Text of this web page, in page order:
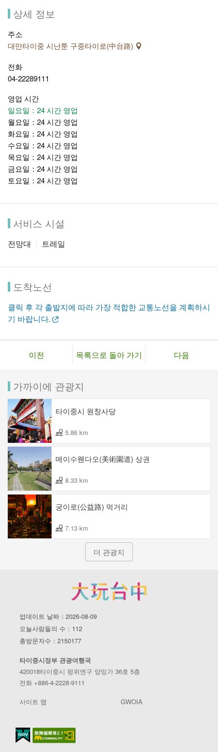
상세 정보
주소
대만타이중 시난툰 구중타이로(中台路)
전화
04-22289111
영업 시간
일요일：24 시간 영업
월요일：24 시간 영업
화요일：24 시간 영업
수요일：24 시간 영업
목요일：24 시간 영업
금요일：24 시간 영업
토요일：24 시간 영업
서비스 시설
전망대 트레일
도착노선
클릭 후 각 출발지에 따라 가장 적합한 교통노선을 계획하시
기 바랍니다.
이전 목록으로 돌아 가기 다음
가까이에 관광지
타이중시 원창사당
5.86 km
메이수웬다오(美術園道) 상권
8.33 km
궁이로(公益路) 먹거리
7.13 km
더 관광지
업데이트 날짜：2026-08-09
오늘사람들의 수：112
총방문자수：2150177
타이중시정부 관광여행국
420018타이중시 펑위엔구 양밍가 36호 5층
전화 +886-4-2228-9111
사이트 맵 GWOIA